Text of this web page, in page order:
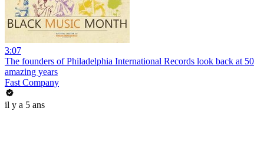
3:07
The founders of Philadelphia International Records look back at 50
amazing years
Fast Company
il y a 5 ans